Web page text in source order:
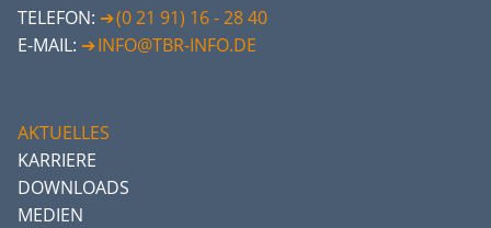
TELEFON:
(0 21 91) 16 - 28 40
E-MAIL:
INFO@TBR-INFO.DE
AKTUELLES
KARRIERE
DOWNLOADS
MEDIEN